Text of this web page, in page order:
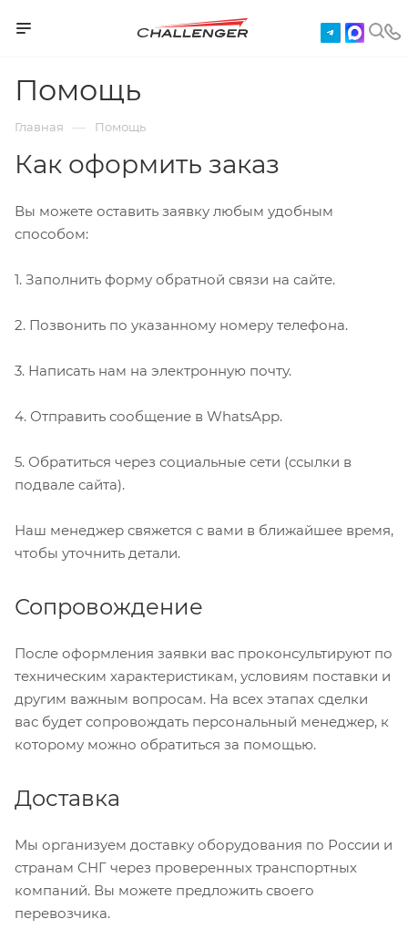
Помощь
Главная — Помощь
Как оформить заказ
Вы можете оставить заявку любым удобным
способом:
1. Заполнить форму обратной связи на сайте.
2. Позвонить по указанному номеру телефона.
3. Написать нам на электронную почту.
4. Отправить сообщение в WhatsApp.
5. Обратиться через социальные сети (ссылки в
подвале сайта).
Наш менеджер свяжется с вами в ближайшее время,
чтобы уточнить детали.
Сопровождение
После оформления заявки вас проконсультируют по
техническим характеристикам, условиям поставки и
другим важным вопросам. На всех этапах сделки
вас будет сопровождать персональный менеджер, к
которому можно обратиться за помощью.
Доставка
Мы организуем доставку оборудования по России и
странам СНГ через проверенных транспортных
компаний. Вы можете предложить своего
перевозчика.